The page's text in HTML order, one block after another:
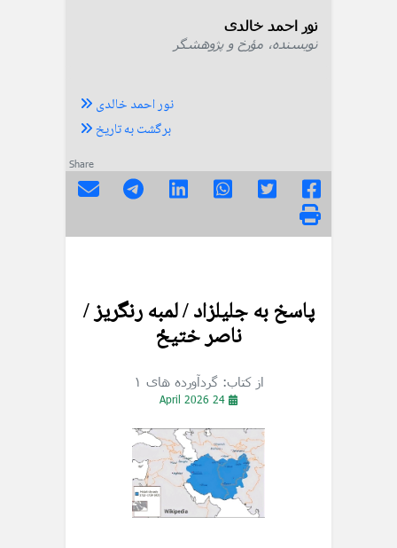
نور احمد خالدی
نویسنده، مؤرخ و پژوهشگر
نور احمد خالدی
برگشت به تاریخ
Share
پاسخ به جلیلزاد / لمبه رنگریز /
ناصر ختیځ
از کتاب: گردآورده های ۱
24 April 2026